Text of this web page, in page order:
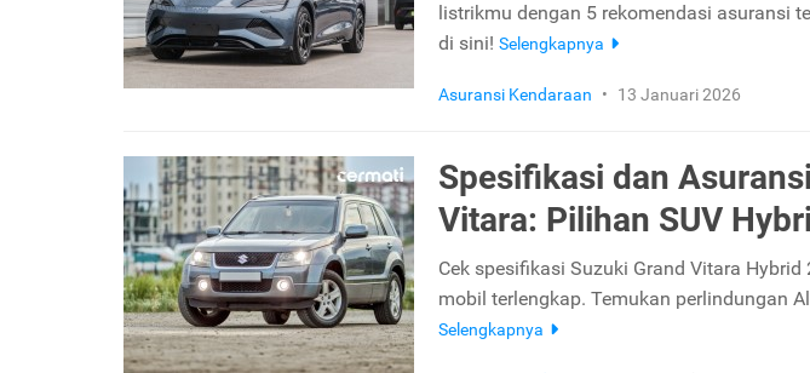
listrikmu dengan 5 rekomendasi asuransi
di sini! Selengkapnya
Asuransi Kendaraan • 13 Januari 2026
Spesifikasi dan
Vitara: Pilihan SUV
Cek spesifikasi Suzuki Grand Vitara
mobil terlengkap. Temukan perlindungan
Selengkapnya